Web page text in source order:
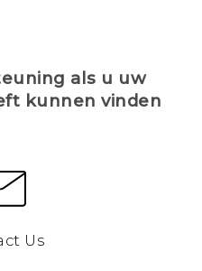
als u uw
kunnen vinden
Us